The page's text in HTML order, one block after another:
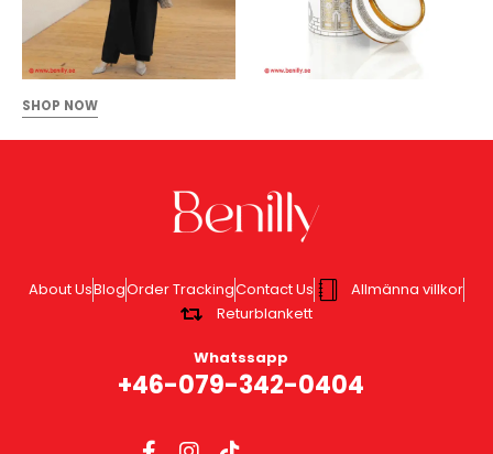
SHOP NOW
About UsBlogOrder TrackingContact Us
Allmänna villkor
Returblankett
Whatssapp
+46-079-342-0404